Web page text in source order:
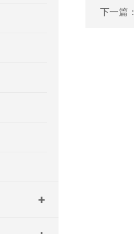
下一篇：